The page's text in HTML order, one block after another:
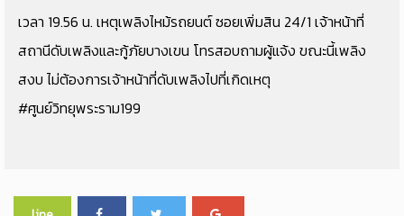
เวลา 19.56 น. เหตุเพลิงไหม้รถยนต์ ซอยเพิ่มสิน 24/1 เจ้าหน้าที่
สถานีดับเพลิงและกู้ภัยบางเขน โทรสอบถามผู้แจ้ง ขณะนี้เพลิง
สงบ ไม่ต้องการเจ้าหน้าที่ดับเพลิงไปที่เกิดเหตุ
#ศูนย์วิทยุพระราม199